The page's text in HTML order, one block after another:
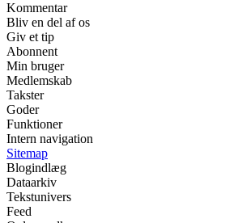
Kommentar
Bliv en del af os
Giv et tip
Abonnent
Min bruger
Medlemskab
Takster
Goder
Funktioner
Intern navigation
Sitemap
Blogindlæg
Dataarkiv
Tekstunivers
Feed